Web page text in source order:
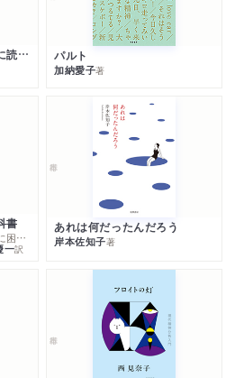
自分を大切にできない時に読む本 パルト
加納愛子著
書
─親から子に伝える一生お金に困らない考え方
一訳
あれは何だったんだろう
岸本佐知子著